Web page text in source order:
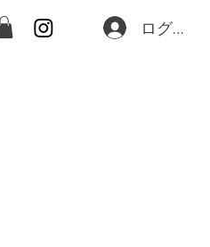
ログイン